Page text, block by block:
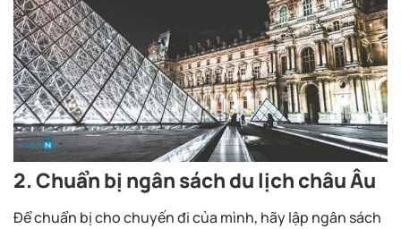
2. Chuẩn bị ngân sách du lịch châu Âu
Để chuẩn bị cho chuyến đi của mình, hãy lập ngân sách